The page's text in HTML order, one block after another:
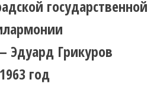
государственной
Грикуров
1963 год